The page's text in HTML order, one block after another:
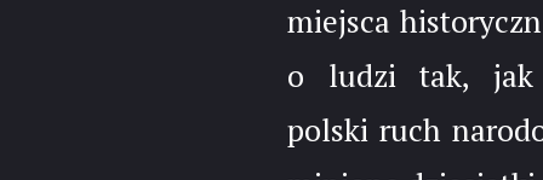
miejsca
o ludzi tak, jak
polski ruch